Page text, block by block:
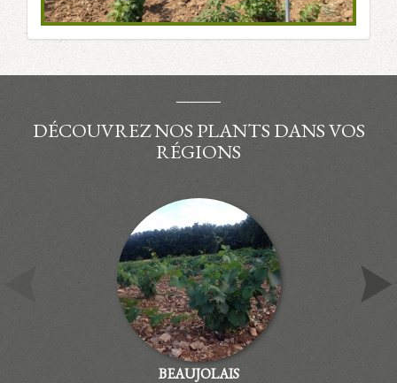
DÉCOUVREZ NOS PLANTS DANS VOS
RÉGIONS
BEAUJOLAIS